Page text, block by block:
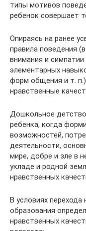
типы мотивов
ребенок совершает
Опираясь на ранее
правила поведения
внимания и
элементарных
форм общения и т.
нравственные
Дошкольное
ребенка, когда
возможностей,
деятельности,
мире, добре и зле в
укладе и родной
нравственных
В условиях
образования
нравственных